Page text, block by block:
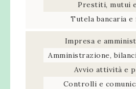
Prestiti, mutui
Tutela bancaria
Impresa e
Amministrazione,
Avvio attività e
Controlli e